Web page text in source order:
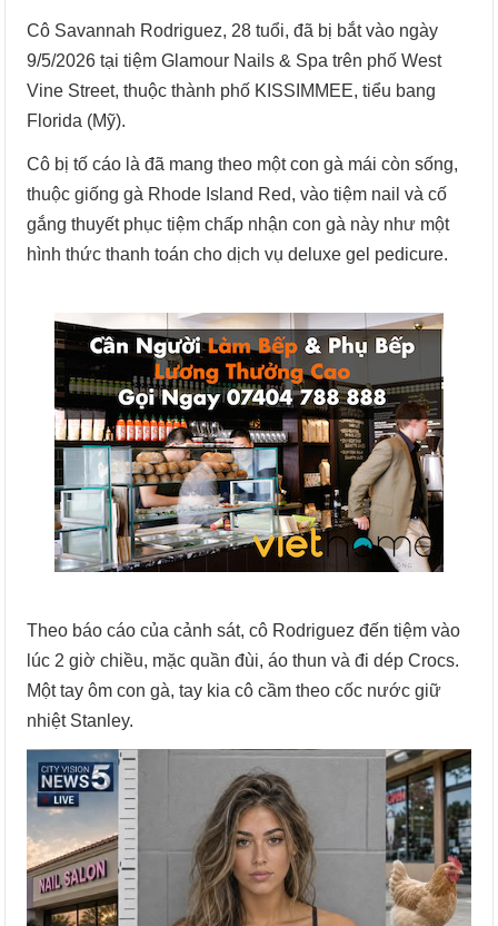
Cô Savannah Rodriguez, 28 tuổi, đã bị bắt vào ngày
9/5/2026 tại tiệm Glamour Nails & Spa trên phố West
Vine Street, thuộc thành phố KISSIMMEE, tiểu bang
Florida (Mỹ).
Cô bị tố cáo là đã mang theo một con gà mái còn sống,
thuộc giống gà Rhode Island Red, vào tiệm nail và cố
gắng thuyết phục tiệm chấp nhận con gà này như một
hình thức thanh toán cho dịch vụ deluxe gel pedicure.
Theo báo cáo của cảnh sát, cô Rodriguez đến tiệm vào
lúc 2 giờ chiều, mặc quần đùi, áo thun và đi dép Crocs.
Một tay ôm con gà, tay kia cô cầm theo cốc nước giữ
nhiệt Stanley.